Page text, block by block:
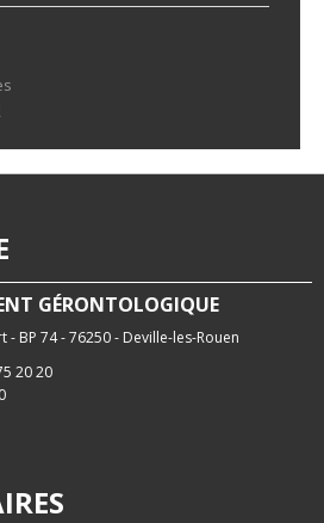
GÉRONTOLOGIQUE
- BP 74 - 76250 - Deville-les-Rouen
20 20